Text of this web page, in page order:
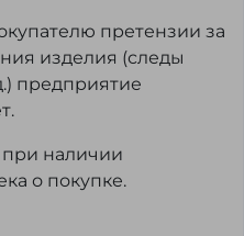
претензии за
изделия (следы
предприятие
при наличии
о покупке.